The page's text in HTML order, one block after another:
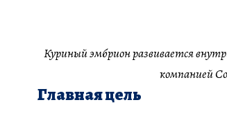
Куриный эмбрион развивается
компанией
Главная цель